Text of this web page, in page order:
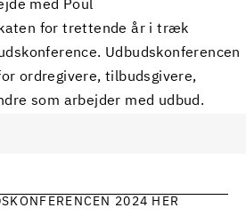
med Poul
for trettende år i træk
Udbudskonferencen
ordregivere, tilbudsgivere,
som arbejder med udbud.
2024 HER